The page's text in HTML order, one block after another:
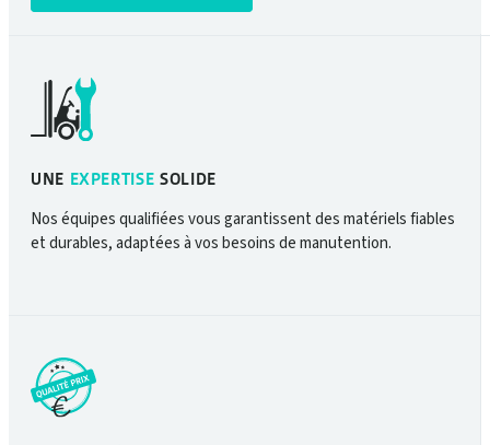
UNE EXPERTISE SOLIDE
Nos équipes qualifiées vous garantissent des matériels fiables
et durables, adaptées à vos besoins de manutention.